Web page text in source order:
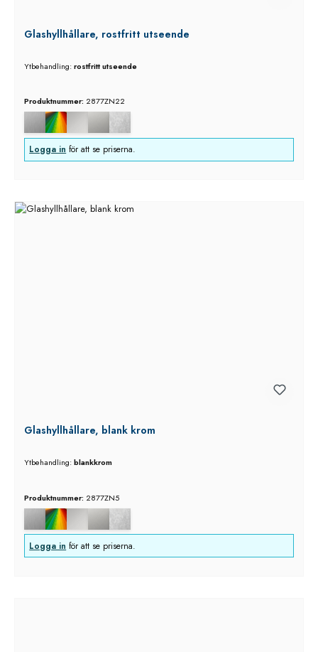
Glashyllhållare, rostfritt utseende
Ytbehandling:rostfritt utseende
Produktnummer: 2877ZN22
Logga in för att se priserna.
Glashyllhållare, blank krom
Ytbehandling:blankkrom
Produktnummer: 2877ZN5
Logga in för att se priserna.